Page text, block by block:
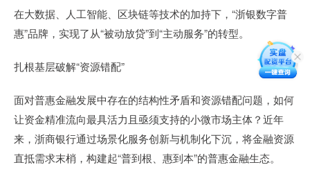
在大数据、人工智能、区块链等技术的加持下，“浙银数字普
惠”品牌，实现了从“被动放贷”到“主动服务”的转型。
扎根基层破解“资源错配”
面对普惠金融发展中存在的结构性矛盾和资源错配问题，如何
让资金精准流向最具活力且亟须支持的小微市场主体？近年
来，浙商银行通过场景化服务创新与机制化下沉，将金融资源
直抵需求末梢，构建起“普到根、惠到本”的普惠金融生态。